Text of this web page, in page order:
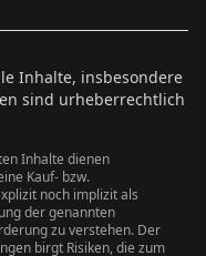
Inhalte, insbesondere
sind urheberrechtlich
Inhalte dienen
Kauf- bzw.
noch implizit als
der genannten
zu verstehen. Der
birgt Risiken, die zum